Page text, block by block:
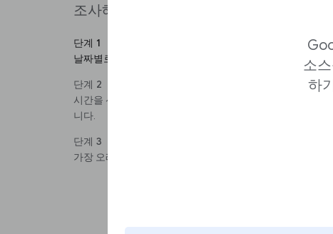
소
하
조사해볼 수 있습니다.
단계 1
날짜별로 검색 결과를 필터링하려면 도구를 클릭하세요.
단계 2
시간을 선택하고 지난 시간부터 지난해까지 다양하게 맞춤
니다.
단계 3
가장 오래된 날짜의 사진이 나올 때까지 결과 범위를 좁혀가